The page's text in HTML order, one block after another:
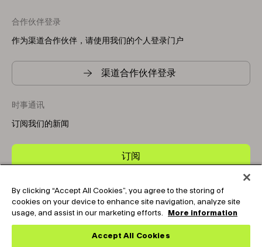
合作伙伴登录
作为渠道合作伙伴，请使用我们的个人登录门户
渠道合作伙伴登录
时事通讯
订阅我们的新闻
订阅
Copyright © 2025-2026 Tark Thermal Solutions. All rights
reserved.
By clicking “Accept All Cookies”, you agree to the storing of
cookies on your device to enhance site navigation, analyze site
usage, and assist in our marketing efforts.
More information
Accept All Cookies